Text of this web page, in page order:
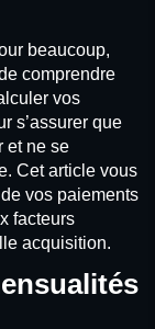
beaucoup,
comprendre
vos
s’assurer que
et ne se
Cet article vous
vos paiements
facteurs
acquisition.